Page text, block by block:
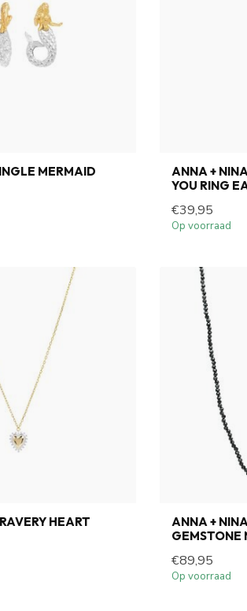
MERMAID
ANNA +
YOU RING
€39,95
Op voorraad
HEART
ANNA +
GEMSTONE
€89,95
Op voorraad